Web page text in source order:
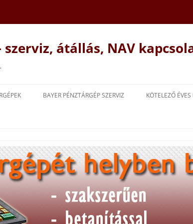
szerviz, átállás, NAV
BAYER PÉNZTÁRGÉP SZERVIZ KÖTELEZŐ